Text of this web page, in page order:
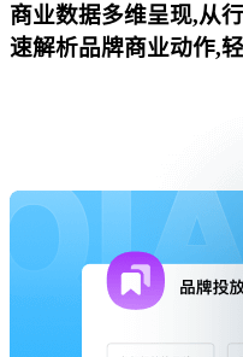
商业数据多维呈现,从
速解析品牌商业动作,